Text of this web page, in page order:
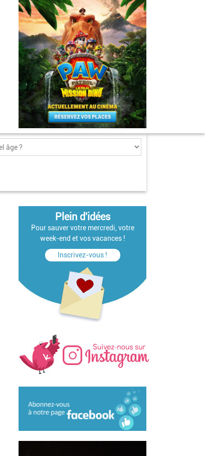
Plein d'idées
Pour sauver votre mercredi, votre
week-end et vos vacances !
Inscrivez-vous !